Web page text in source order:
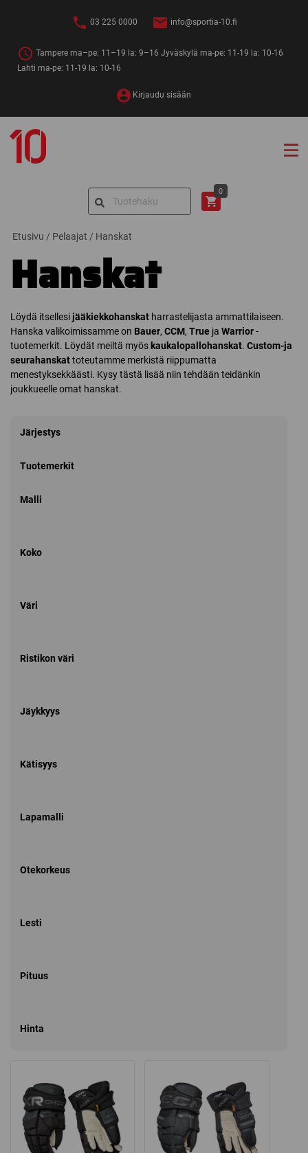
03 225 0000 info@sportia-10.fi
Tampere ma–pe: 11–19 la: 9–16 Jyväskylä ma-pe: 11-19 la: 10-16
Lahti ma-pe: 11-19 la: 10-16
Kirjaudu sisään
10
Search
0
Etusivu / Pelaajat / Hanskat
Hanskat
Löydä itsellesi jääkiekkohanskat harrastelijasta ammattilaiseen.
Hanska valikoimissamme on Bauer, CCM, True ja Warrior-
tuotemerkit. Löydät meiltä myöskaukalopallohanskat. Custom-ja
seurahanskattoteutamme merkistä riippumatta
menestyksekkäästi. Kysy tästä lisää niin tehdään teidänkin
joukkueelle omat hanskat.
Järjestys
Tuotemerkit
Malli
Koko
Väri
Ristikon väri
Jäykkyys
Kätisyys
Lapamalli
Otekorkeus
Lesti
Pituus
Hinta